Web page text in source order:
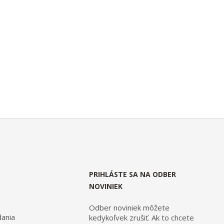
PRIHLÁSTE SA NA ODBER
NOVINIEK
Odber noviniek môžete
kedykoľvek zrušiť. Ak to chcete